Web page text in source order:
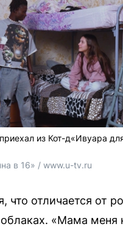
из Кот-д«Ивуара
в 16» / www.u-tv.ru
что отличается от
облаках. «Мама меня